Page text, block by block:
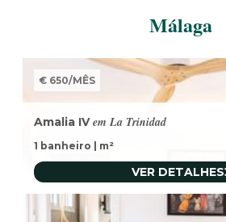
Málaga
€ 650/MÊS
Amalia IV em La Trinidad
1 banheiro m²
VER DETALHES